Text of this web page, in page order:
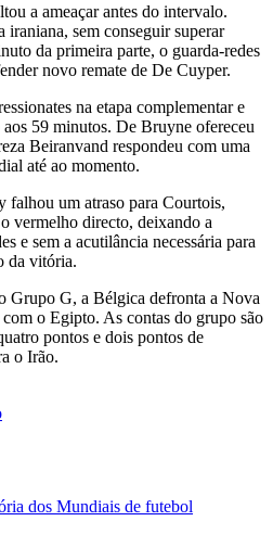
a ameaçar antes do intervalo.
sem conseguir superar
da primeira parte, o guarda-redes
novo remate de De Cuyper.
na etapa complementar e
59 minutos. De Bruyne ofereceu
Beiranvand respondeu com uma
até ao momento.
um atraso para Courtois,
vermelho directo, deixando a
e sem a acutilância necessária para
da vitória.
Grupo G, a Bélgica defronta a Nova
o Egipto. As contas do grupo são
pontos e dois pontos de
o Irão.
dos Mundiais de futebol